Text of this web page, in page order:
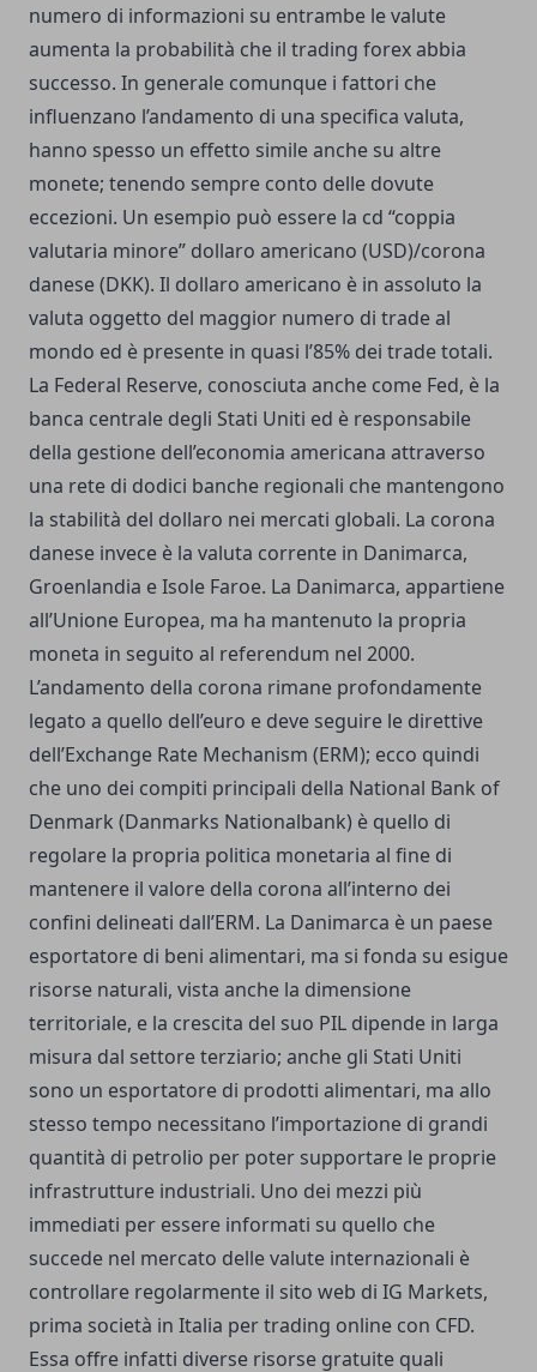
numero di informazioni su entrambe le valute
aumenta la probabilità che il trading forex abbia
successo. In generale comunque i fattori che
influenzano l’andamento di una specifica valuta,
hanno spesso un effetto simile anche su altre
monete; tenendo sempre conto delle dovute
eccezioni. Un esempio può essere la cd “coppia
valutaria minore” dollaro americano (USD)/corona
danese (DKK). Il dollaro americano è in assoluto la
valuta oggetto del maggior numero di trade al
mondo ed è presente in quasi l’85% dei trade totali.
La Federal Reserve, conosciuta anche come Fed, è la
banca centrale degli Stati Uniti ed è responsabile
della gestione dell’economia americana attraverso
una rete di dodici banche regionali che mantengono
la stabilità del dollaro nei mercati globali. La corona
danese invece è la valuta corrente in Danimarca,
Groenlandia e Isole Faroe. La Danimarca, appartiene
all’Unione Europea, ma ha mantenuto la propria
moneta in seguito al referendum nel 2000.
L’andamento della corona rimane profondamente
legato a quello dell’euro e deve seguire le direttive
dell’Exchange Rate Mechanism (ERM); ecco quindi
che uno dei compiti principali della National Bank of
Denmark (Danmarks Nationalbank) è quello di
regolare la propria politica monetaria al fine di
mantenere il valore della corona all’interno dei
confini delineati dall’ERM. La Danimarca è un paese
esportatore di beni alimentari, ma si fonda su esigue
risorse naturali, vista anche la dimensione
territoriale, e la crescita del suo PIL dipende in larga
misura dal settore terziario; anche gli Stati Uniti
sono un esportatore di prodotti alimentari, ma allo
stesso tempo necessitano l’importazione di grandi
quantità di petrolio per poter supportare le proprie
infrastrutture industriali. Uno dei mezzi più
immediati per essere informati su quello che
succede nel mercato delle valute internazionali è
controllare regolarmente il sito web di IG Markets,
prima società in Italia per trading online con CFD.
Essa offre infatti diverse risorse gratuite quali